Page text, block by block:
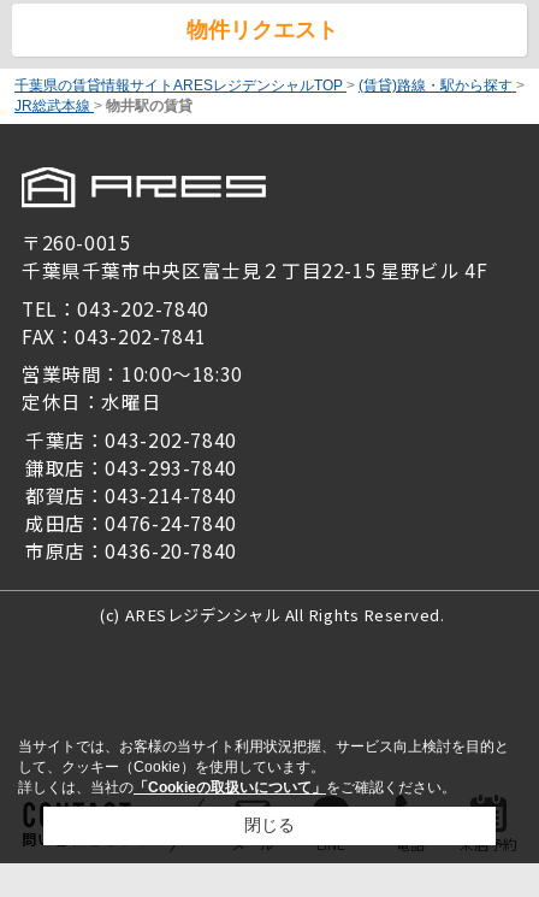
物件リクエスト
千葉県の賃貸情報サイトARESレジデンシャルTOP > (賃貸)路線・駅から探す >
JR総武本線 > 物井駅の賃貸
〒260-0015
千葉県千葉市中央区富士見２丁目22-15 星野ビル 4F
TEL：043-202-7840
FAX：043-202-7841
営業時間：10:00～18:30
定休日：水曜日
千葉店：043-202-7840
鎌取店：043-293-7840
都賀店：043-214-7840
成田店：0476-24-7840
市原店：0436-20-7840
(c) ARESレジデンシャル All Rights Reserved.
問い合わせをする メール LINE 電話 来店予約
当サイトでは、お客様の当サイト利用状況把握、サービス向上検討を目的と
して、クッキー（Cookie）を使用しています。
詳しくは、当社の 「Cookieの取扱いについて」 をご確認ください。
閉じる